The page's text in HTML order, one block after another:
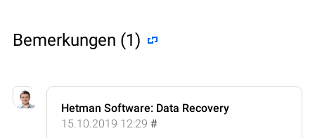
Bemerkungen (1)
Hetman Software: Data Recovery
15.10.2019 12:29 #